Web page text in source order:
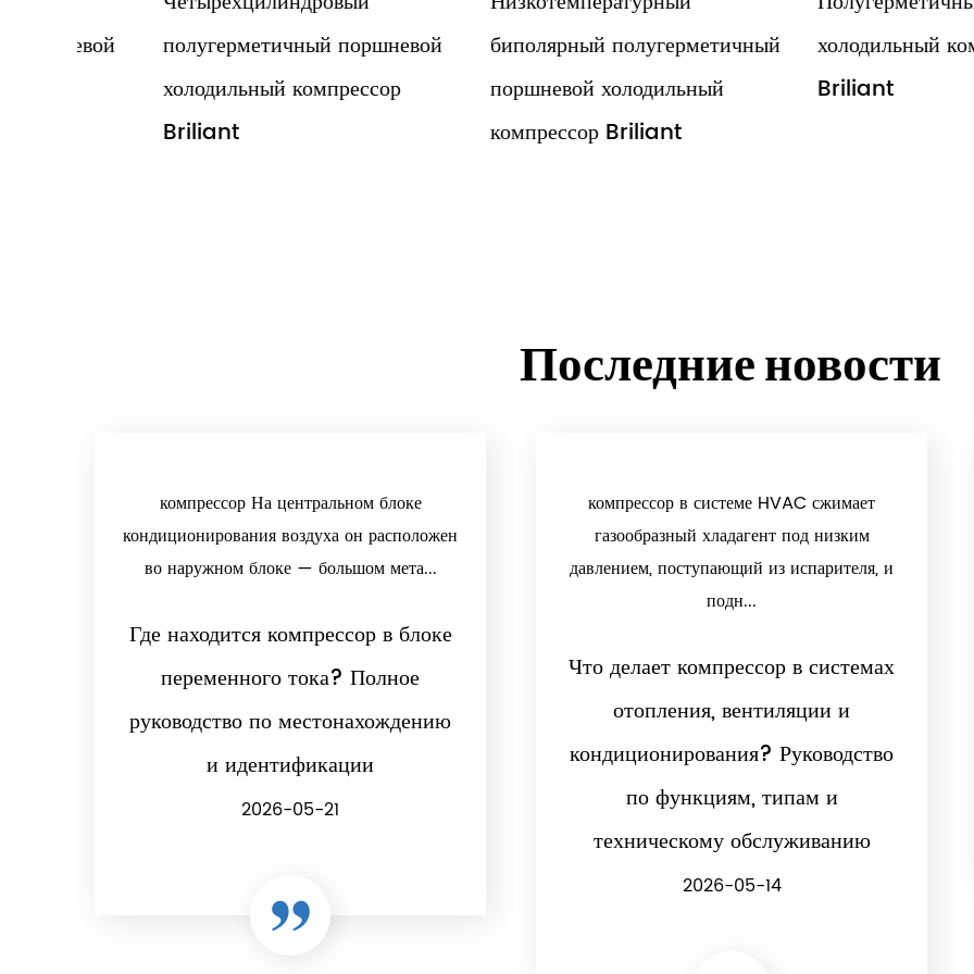
полугерметичный поршневой
холодильный компрессор
Briliant
биполярный полугерметичный
поршневой холодильный
компрессор Briliant
холодильный
Briliant
Последние новости
компрессор На центральном блоке
кондиционирования воздуха он расположен
во наружном блоке — большом мета...
Где находится компрессор в блоке
переменного тока? Полное
руководство по местонахождению
и идентификации
2026-05-21
компрессор в системе HVAC сжимает
газообразный хладагент под низким
давлением, поступающий из испарителя, и
подн...
Что делает компрессор в системах
отопления, вентиляции и
кондиционирования? Руководство
по функциям, типам и
техническому обслуживанию
2026-05-14